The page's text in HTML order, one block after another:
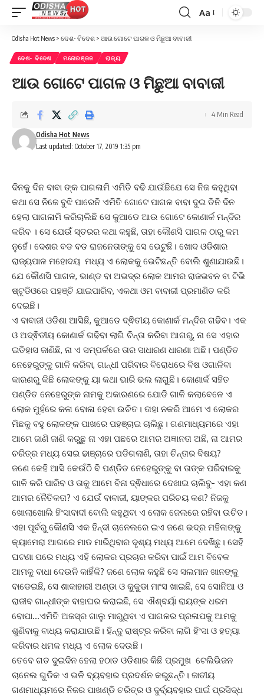
Font
Aa
Odisha Hot News > ଦେଶ- ବିଦେଶ > ଆଉ ଗୋଟେ ପାଗଳ ଓ ମିଛୁଆ ବାବାଜୀ
ଦେଶ- ବିଦେଶ ମନୋରଞ୍ଜନ ରାଜ୍ୟ
ଆଉ ଗୋଟେ ପାଗଳ ଓ ମିଛୁଆ ବାବାଜୀ
Last updated: October 17, 2019 1:35 pm
Odisha Hot News
4 Min Read
ଦିନକୁ ଦିନ ବାବା ଙ୍କ ପାଗଳାମି ଏମିତି ବଢି ଯାଉଁଛିଯେ ସେ ନିଜ କହୁଥିବା
କଥା ସେ ନିଜେ ବୁଝି ପାରେନି ଏମିତି ଗୋଟେ ପାଗଳ ବାବା ଦୁଇ ତିନି ଦିନ
ହେଲା ପାଗଳାମି କରିଚାଲିଛି ସେ କୁଆଡେ ଆଉ ଗୋଟେ କୋଣାର୍କ ମନ୍ଦିର
କରିବ । ସେ ଯେଉଁ ସ୍ତରର କଥା କହୁଛି, ତାହା କୌଣସି ପାଗଳ ଠାରୁ କମ
ନୁହେଁ। ଦେଶର ବଡ ବଡ ରାଜନେତାଙ୍କୁ ସେ ଭେଟୁଛି। ଖୋଦ ଓଡିଶାର
ରାଜ୍ୟପାଳ ମହୋଦୟ ମଧ୍ୟ ଏ ଲୋକକୁ ଭେଟିଛନ୍ତି ବୋଲି ଶୁଣାଯାଉଛି।
ଯେ କୌଣସି ପାଗଳ, ଭାଣ୍ଡ ବା ଅଭଦ୍ର ଲୋକ ଆମର ରାଜଭବନ ବା ଟିଭି
ଷ୍ଟୂଡିଓରେ ପହଞ୍ଚି ଯାଇପାରିବ, ଏକଥା ଓମ ବାବାଜୀ ପ୍ରମାଣିତ କରି
ଦେଇଛି।
ଏ ବାବାଜୀ ଓଡିଶା ଆସିଛି, କୁଆଡେ ଦ୍ଵିତୀୟ କୋଣାର୍କ ମନ୍ଦିର ଗଢିବ। ଏକ
ଓ ଅଦ୍ଵିତୀୟ କୋଣାର୍କ ଗଢିବା ଲାଗି ଚିନ୍ତା କରିବା ଆଗରୁ, ନା ସେ ଏହାର
ଇତିହାସ ଜାଣିଛି, ନା ଏ ସମ୍ପର୍କରେ ତାର ସାଧାରଣ ଧାରଣା ଅଛି। ପଣ୍ଡିତ
ନେହେରୁଙ୍କୁ ଗାଳି କରିବା, ଗାନ୍ଧୀ ପରିବାର ବିରୋଧରେ ବିଷ ଓଗାଳିବା
କାରଣରୁ କିଛି ଲୋକଙ୍କୁ ୟା କଥା ଭାରି ଭଲ ଲାଗୁଛି। କୋଣାର୍କ ସହିତ
ପଣ୍ଡିତ ନେହେରୁଙ୍କ ନାମକୁ ଅକାରଣରେ ଯୋଡି ଗାଳି କଲାବେଳେ ଏ
ଲୋକ ମୁହଁରେ କଳା ବୋଳା ହେବା ଉଚିତ। ତାହା ନକରି ଆମେ ଏ ଲୋକର
ମିଛକୁ ବହୁ ଲୋକଙ୍କ ପାଖରେ ପହଞ୍ଚାଇ ଚାଲିଛୁ। ଗଣମାଧ୍ୟମରେ ଏହା
ଆମେ ଜାଣି ଜାଣି କରୁଛୁ ନା ଏହା ପଛରେ ଆମର ଅଜ୍ଞାନତା ଅଛି, ନା ଆମର
ଚରିତ୍ର ମଧ୍ୟ ସେଇ ଢାଞ୍ଚାରେ ପଡିଗଲାଣି, ତାହା ଚିନ୍ତାର ବିଷୟ?
ଜଣେ କେହି ଆସି କେଉଁଠି ବି ପଣ୍ଡିତ ନେହେରୁଙ୍କୁ ବା ତାଙ୍କ ପରିବାରକୁ
ଗାଳି କରି ପାରିବ ଓ ତାକୁ ଆମେ ବିନା ଦ୍ଵିଧାରେ ଦେଖାଇ ଚାଲିବୁ- ଏହା କଣ
ଆମର ନୈତିକତା? ଏ ଯେଉଁ ବାବାଜୀ, ୟାଙ୍କର ପରିଚୟ କଣ? ନିଜକୁ
ଖୋଲାଖୋଲି ହିଂସାବାଦୀ ବୋଲି କହୁଥିବା ଏ ଲୋକ ଜେଲରେ ରହିବା ଉଚିତ।
ଏହା ପୂର୍ବରୁ କୌଣସି ଏକ ହିନ୍ଦୀ ଚାନେଲରେ ଇଏ ଜଣେ ଭଦ୍ର ମହିଳାଙ୍କୁ
କ୍ୟାମେରା ଆଗରେ ମାଡ ମାରିଥିବାର ଦୃଶ୍ୟ ମଧ୍ୟ ଆମେ ଦେଖିଛୁ। ସେହି
ଘଟଣା ପରେ ମଧ୍ୟ ଏହି ଲୋକର ପ୍ରଚାର କରିବା ପାଇଁ ଆମ ବିବେକ
ଆମକୁ ବାଧା ଦେଉନି କାହିଁକି? ଜଣେ ଲୋକ କହୁଛି ସେ ସଲମାନ ଖାନଙ୍କୁ
ବାଡେଇଛି, ସେ ଶାକାହାରୀ ଅଣ୍ଡା ଓ କୁକୁଡା ମାଂସ ଖାଇଛି, ସେ ସୋନିଆ ଓ
ରାଜୀବ ଗାନ୍ଧୀଙ୍କ ବାହାଘର କରାଇଛି, ସେ ଐଶ୍ବର୍ୟା ରାୟଙ୍କ ଧରମ
ବୋପା…ଏମିତି ଅଜସ୍ର ଗାଲୁ ମାରୁଥିବା ଏ ପାଗଳର ପ୍ରଳାପକୁ ଆମକୁ
ଶୁଣିବାକୁ ବାଧ୍ୟ କରାଯାଉଛି। ହିନ୍ଦୁ ରାଷ୍ଟ୍ର କରିବା ଲାଗି ହିଂସା ଓ ହତ୍ୟା
କରିବାର ଧମକ ମଧ୍ୟ ଏ ଲୋକ ଦେଉଛି।
ତେବେ ଗତ ଦୁଇଦିନ ହେଲା ହଠାତ ଓଡିଶାର କିଛି ପ୍ରମୁଖ ଟେଲିଭିଜନ
ଚାନେଲ ଗୁଡିକ ଏ ଭଳି ବ୍ୟବହାର ପ୍ରଦର୍ଶନ କରୁଛନ୍ତି। ଜାତୀୟ
ଗଣମାଧ୍ୟମରେ ନିଜର ପାଖଣ୍ଡି ଚରିତ୍ର ଓ ଦୁର୍ବ୍ୟବହାର ପାଇଁ ପ୍ରସିଦ୍ଧ